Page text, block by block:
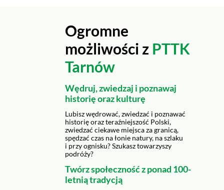
Ogromne
możliwości z PTTK
Tarnów
Wędruj, zwiedzaj i poznawaj
historię oraz kulturę
Lubisz wędrować, zwiedzać i poznawać
historię oraz teraźniejszość Polski,
zwiedzać ciekawe miejsca za granicą,
spędzać czas na łonie natury, na szlaku
i przy ognisku? Szukasz towarzyszy
podróży?
Twórz społeczność z ponad 100-
letnią tradycją